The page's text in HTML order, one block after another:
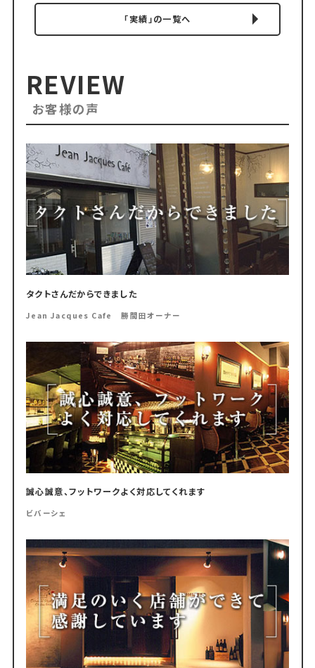
「実績」の一覧へ
REVIEW
お客様の声
タクトさんだからできました
Jean Jacques Cafe 勝間田オーナー
誠心誠意、フットワークよく対応してくれます
ビバーシェ